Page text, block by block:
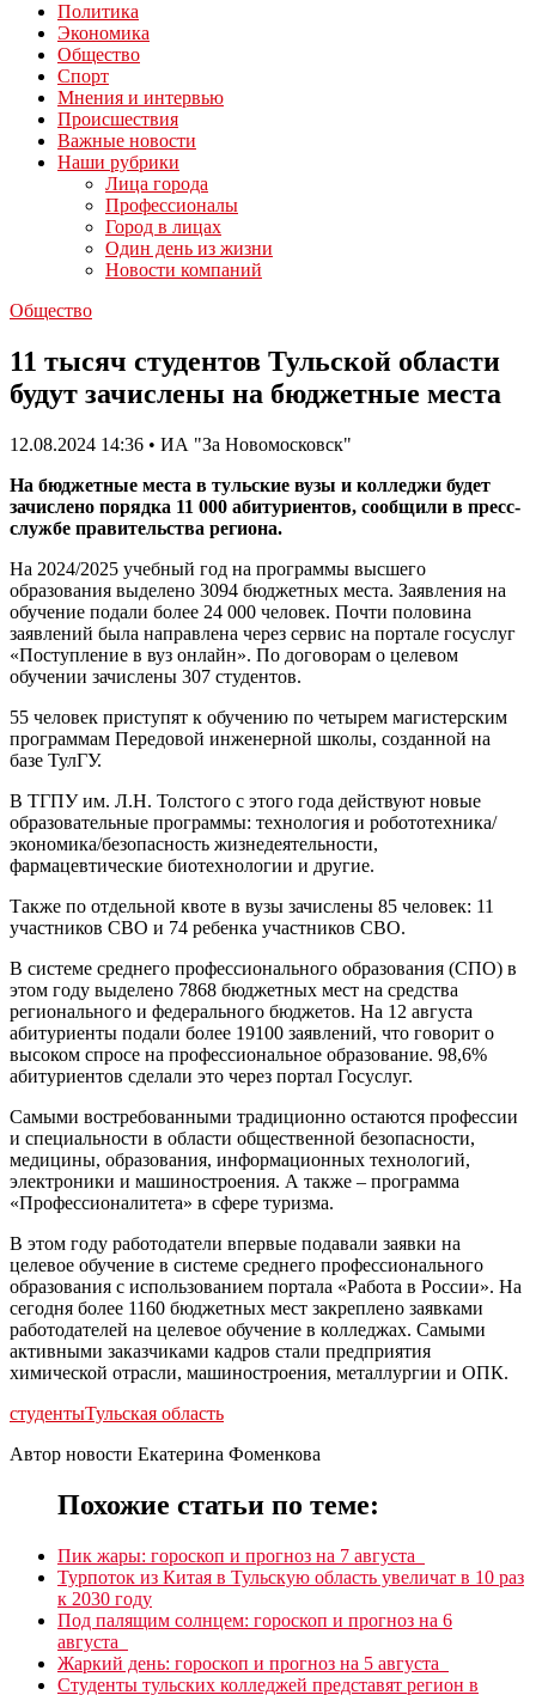
Политика
Экономика
Общество
Спорт
Мнения и интервью
Происшествия
Важные новости
Наши рубрики
Лица города
Профессионалы
Город в лицах
Один день из жизни
Новости компаний
Общество
11 тысяч студентов Тульской области
будут зачислены на бюджетные места
12.08.2024 14:36 • ИА "За Новомосковск"
На бюджетные места в тульские вузы и колледжи будет
зачислено порядка 11 000 абитуриентов, сообщили в пресс-
службе правительства региона.
На 2024/2025 учебный год на программы высшего
образования выделено 3094 бюджетных места. Заявления на
обучение подали более 24 000 человек. Почти половина
заявлений была направлена через сервис на портале госуслуг
«Поступление в вуз онлайн». По договорам о целевом
обучении зачислены 307 студентов.
55 человек приступят к обучению по четырем магистерским
программам Передовой инженерной школы, созданной на
базе ТулГУ.
В ТГПУ им. Л.Н. Толстого с этого года действуют новые
образовательные программы: технология и робототехника/
экономика/безопасность жизнедеятельности,
фармацевтические биотехнологии и другие.
Также по отдельной квоте в вузы зачислены 85 человек: 11
участников СВО и 74 ребенка участников СВО.
В системе среднего профессионального образования (СПО) в
этом году выделено 7868 бюджетных мест на средства
регионального и федерального бюджетов. На 12 августа
абитуриенты подали более 19100 заявлений, что говорит о
высоком спросе на профессиональное образование. 98,6%
абитуриентов сделали это через портал Госуслуг.
Самыми востребованными традиционно остаются профессии
и специальности в области общественной безопасности,
медицины, образования, информационных технологий,
электроники и машиностроения. А также – программа
«Профессионалитета» в сфере туризма.
В этом году работодатели впервые подавали заявки на
целевое обучение в системе среднего профессионального
образования с использованием портала «Работа в России». На
сегодня более 1160 бюджетных мест закреплено заявками
работодателей на целевое обучение в колледжах. Самыми
активными заказчиками кадров стали предприятия
химической отрасли, машиностроения, металлургии и ОПК.
студентыТульская область
Автор новости Екатерина Фоменкова
Похожие статьи по теме:
Пик жары: гороскоп и прогноз на 7 августа
Турпоток из Китая в Тульскую область увеличат в 10 раз
к 2030 году
Под палящим солнцем: гороскоп и прогноз на 6
августа
Жаркий день: гороскоп и прогноз на 5 августа
Студенты тульских колледжей представят регион в